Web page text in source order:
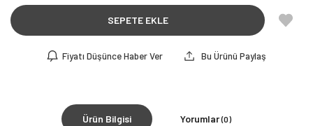
SEPETE EKLE
Fiyatı Düşünce Haber Ver Bu Ürünü Paylaş
Ürün Bilgisi Yorumlar(0)